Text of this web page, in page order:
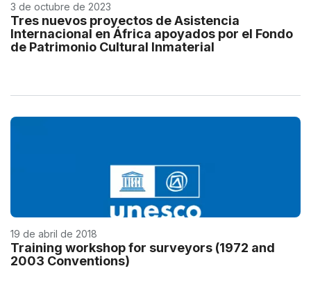
3 de octubre de 2023
Tres nuevos proyectos de Asistencia
Internacional en África apoyados por el Fondo
de Patrimonio Cultural Inmaterial
19 de abril de 2018
Training workshop for surveyors (1972 and
2003 Conventions)